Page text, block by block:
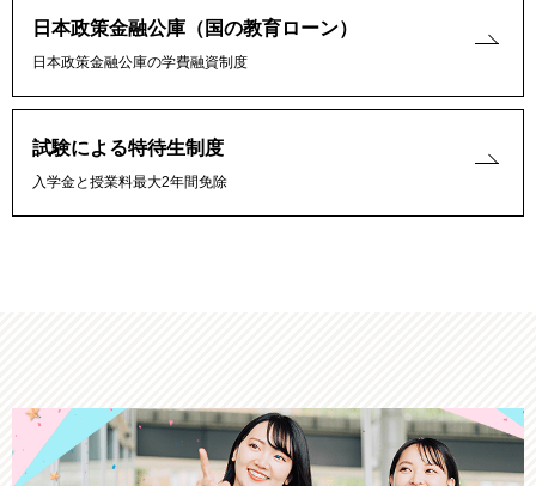
日本政策金融公庫（国の教育ローン）
日本政策金融公庫の学費融資制度
試験による特待生制度
入学金と授業料最大2年間免除